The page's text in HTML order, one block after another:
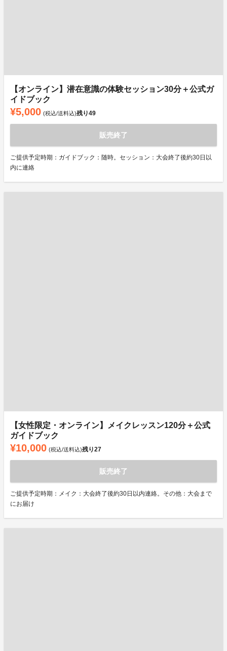
【オンライン】潜在意識の体験セッション30分＋公式ガ
イドブック
¥5,000 (税込/送料込)残り49
販売終了
ご提供予定時期：ガイドブック：随時。セッション：大会終了後約30日以
内に連絡
【女性限定・オンライン】メイクレッスン120分＋公式
ガイドブック
¥10,000 (税込/送料込)残り27
販売終了
ご提供予定時期：メイク：大会終了後約30日以内連絡。その他：大会まで
にお届け